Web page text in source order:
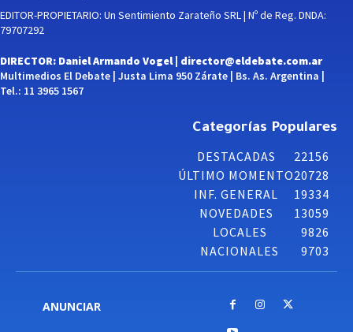
EDITOR-PROPIETARIO: Un Sentimiento Zarateño SRL | Nº de Reg. DNDA:
79707292
DIRECTOR: Daniel Armando Vogel | director@eldebate.com.ar
Multimedios El Debate | Justa Lima 950 Zárate | Bs. As. Argentina |
Tel.: 11 3965 1567
Categorías Populares
DESTACADAS
22156
ÚLTIMO MOMENTO20728
INF. GENERAL
19334
NOVEDADES
13059
LOCALES
9826
NACIONALES
9703
ANUNCIAR